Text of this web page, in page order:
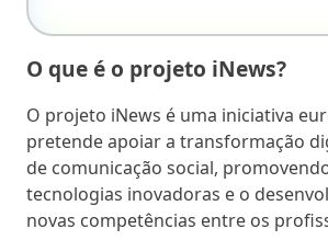
O que é o projeto iNews?
O projeto iNews é uma iniciativa
pretende apoiar a transformação
de comunicação social,
tecnologias inovadoras e o
novas competências entre os